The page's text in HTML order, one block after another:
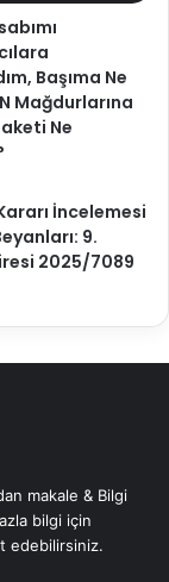
Başıma Ne
Mağdurlarına
Ne
İncelemesi
9.
2025/7089
makale & Bilgi
bilgi için
edebilirsiniz.